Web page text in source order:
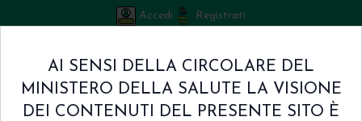
Accedi Registrati
Bicuspid Carrello
AI SENSI DELLA CIRCOLARE DEL
MINISTERO DELLA SALUTE LA VISIONE
DEI CONTENUTI DEL PRESENTE SITO È